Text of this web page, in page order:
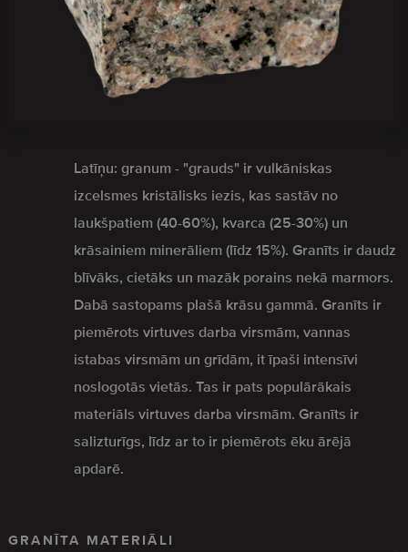
Latīņu: granum - "grauds" ir vulkāniskas
izcelsmes kristālisks iezis, kas sastāv no
laukšpatiem (40-60%), kvarca (25-30%) un
krāsainiem minerāliem (līdz 15%). Granīts ir daudz
blīvāks, cietāks un mazāk porains nekā marmors.
Dabā sastopams plašā krāsu gammā. Granīts ir
piemērots virtuves darba virsmām, vannas
istabas virsmām un grīdām, it īpaši intensīvi
noslogotās vietās. Tas ir pats populārākais
materiāls virtuves darba virsmām. Granīts ir
salizturīgs, līdz ar to ir piemērots ēku ārējā
apdarē.
GRANĪTA MATERIĀLI